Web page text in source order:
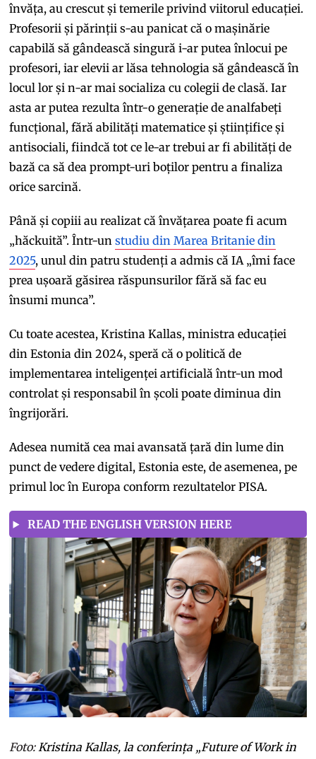
învăța, au crescut și temerile privind viitorul educației.
Profesorii și părinții s-au panicat că o mașinărie
capabilă să gândească singură i-ar putea înlocui pe
profesori, iar elevii ar lăsa tehnologia să gândească în
locul lor și n-ar mai socializa cu colegii de clasă. Iar
asta ar putea rezulta într-o generație de analfabeți
funcțional, fără abilități matematice și științifice și
antisociali, fiindcă tot ce le-ar trebui ar fi abilități de
bază ca să dea prompt-uri boților pentru a finaliza
orice sarcină.
Până și copiii au realizat că învățarea poate fi acum
„hăckuită”. Într-unstudiu din Marea Britanie din
2025, unul din patru studenți a admis că IA „îmi face
prea ușoară găsirea răspunsurilor fără să fac eu
însumi munca”.
Cu toate acestea, Kristina Kallas, ministra educației
din Estonia din 2024, speră că o politică de
implementarea inteligenței artificială într-un mod
controlat și responsabil în școli poate diminua din
îngrijorări.
Adesea numită cea mai avansată țară din lume din
punct de vedere digital, Estonia este, de asemenea, pe
primul loc în Europa conform rezultatelor PISA.
READ THE ENGLISH VERSION HERE
Foto:Kristina Kallas, la conferința „Future of Work in